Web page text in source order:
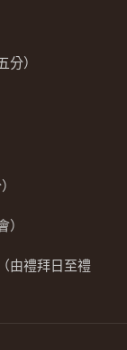
）
由禮拜日至禮